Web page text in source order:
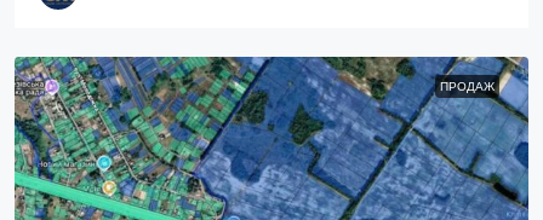
ПРОДАЖ